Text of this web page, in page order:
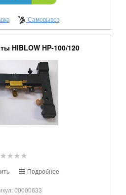
Самовывоз
HIBLOW HP-100/120
Подробнее
00000633